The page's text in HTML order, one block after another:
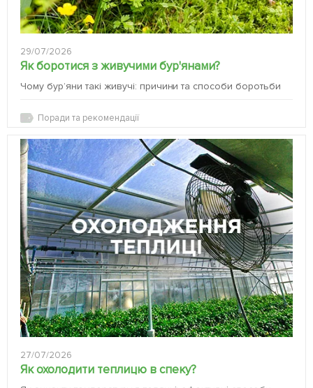
29/07/2026
Як боротися з живучими бур'янами?
Чому бур’яни такі живучі: причини та способи боротьби
Поради та рекомендації
27/07/2026
Як охолодити теплицю в спеку?